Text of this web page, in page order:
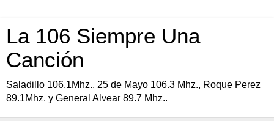
La 106 Siempre Una
Canción
Saladillo 106,1Mhz., 25 de Mayo 106.3 Mhz., Roque Perez
89.1Mhz. y General Alvear 89.7 Mhz..